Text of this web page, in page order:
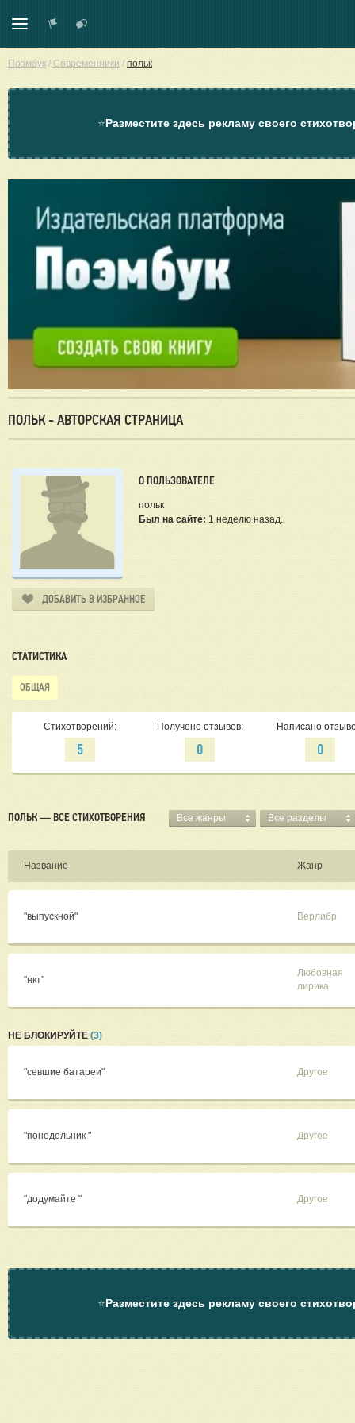
Поэмбук / Современники / польк
⭐Разместите здесь рекламу своего
ПОЛЬК - АВТОРСКАЯ СТРАНИЦА
О ПОЛЬЗОВАТЕЛЕ
польк
Был на сайте: 1 неделю назад.
ДОБАВИТЬ В ИЗБРАННОЕ
СТАТИСТИКА
ОБЩАЯ
Стихотворений:
5
Получено отзывов:
0
Написано
0
ПОЛЬК — ВСЕ СТИХОТВОРЕНИЯ Все жанры Все разделы
Название Жанр
"выпускной" Верлибр
"нкт"
Любовная
лирика
НЕ БЛОКИРУЙТЕ (3)
"севшие батареи" Другое
"понедельник " Другое
"додумайте " Другое
⭐Разместите здесь рекламу своего